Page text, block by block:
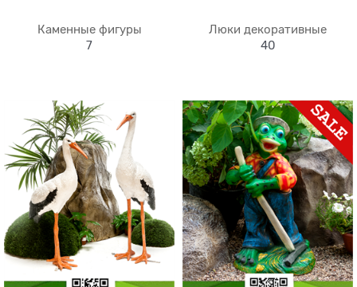
Каменные фигуры
7
Люки декоративные
40